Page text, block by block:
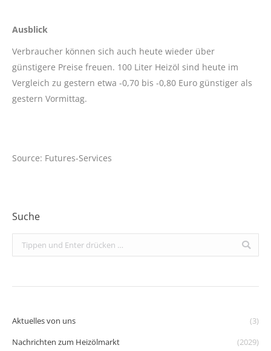
Ausblick
Verbraucher können sich auch heute wieder über
günstigere Preise freuen. 100 Liter Heizöl sind heute im
Vergleich zu gestern etwa -0,70 bis -0,80 Euro günstiger als
gestern Vormittag.
Source: Futures-Services
Suche
Search:
Aktuelles von uns
(3)
Nachrichten zum Heizölmarkt
(2029)